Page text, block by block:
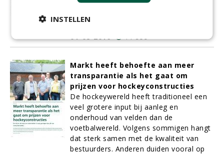
seizoen meteen een doorslaand sportief
succes terwijl Hurley later dit jaar ook op
01-08-2016
11 sec
Markt heeft behoefte aan meer
transparantie als het gaat om
prijzen voor hockeyconstructies
De hockeywereld heeft traditioneel een
veel grotere input bij aanleg en
onderhoud van velden dan de
voetbalwereld. Volgens sommigen hangt
dat sterk samen met de kwaliteit van
bestuurders. Anderen duiden vooral op
INSTELLEN